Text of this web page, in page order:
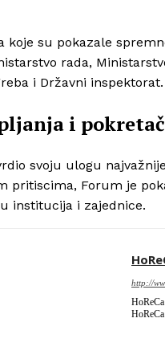
su pokazale
rada,
i Državni inspektorat.
i
svoju ulogu
Forum je
institucija i zajednice.
http://